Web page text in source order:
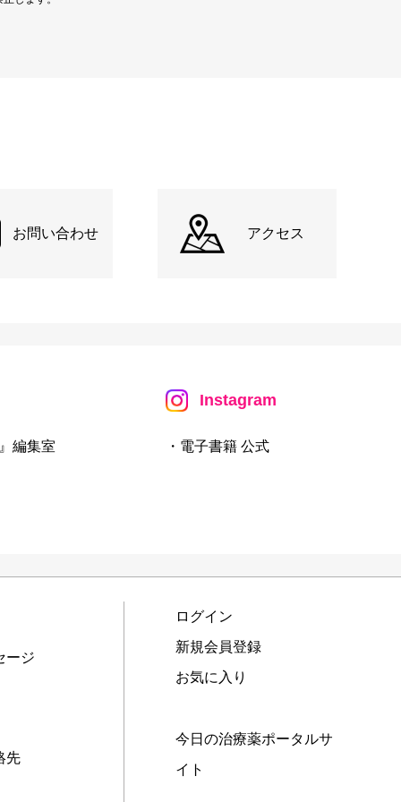
お問い合わせ アクセス
編集室
Instagram
・電子書籍 公式
ージ
先
ログイン
新規会員登録
お気に入り
今日の治療薬ポータルサ
イト